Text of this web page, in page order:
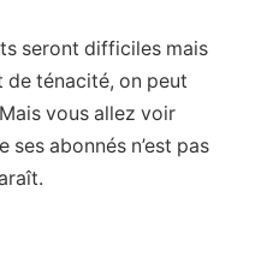
seront difficiles mais
de ténacité, on peut
vous allez voir
ses abonnés n’est pas